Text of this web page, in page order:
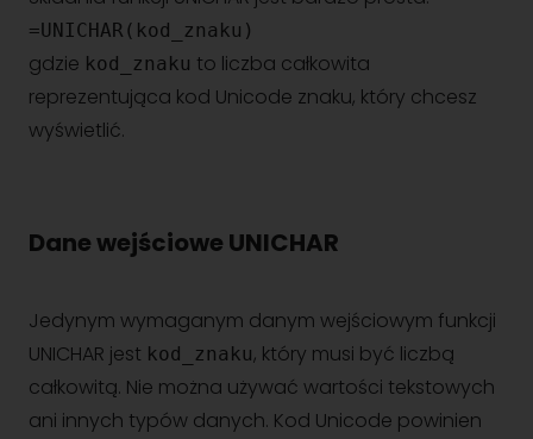
=UNICHAR(kod_znaku)
gdzie kod_znaku to liczba całkowita
reprezentująca kod Unicode znaku, który chcesz
wyświetlić.
Dane wejściowe UNICHAR
Jedynym wymaganym danym wejściowym funkcji
UNICHAR jest kod_znaku, który musi być liczbą
całkowitą. Nie można używać wartości tekstowych
ani innych typów danych. Kod Unicode powinien